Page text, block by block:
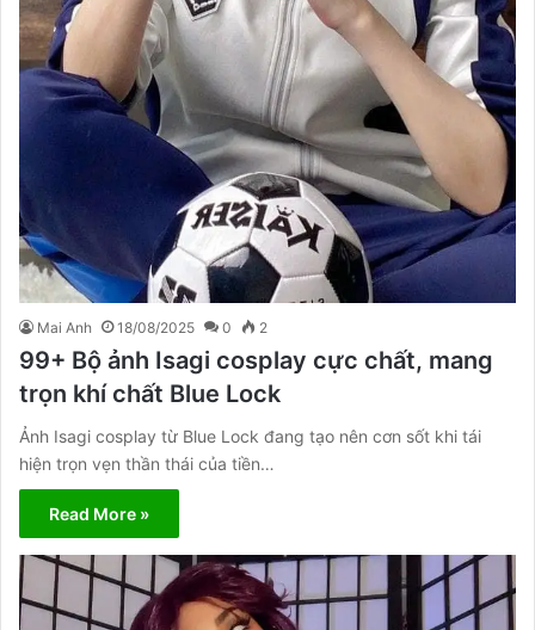
Mai Anh 18/08/2025 0 2
99+ Bộ ảnh Isagi cosplay cực chất, mang
trọn khí chất Blue Lock
Ảnh Isagi cosplay từ Blue Lock đang tạo nên cơn sốt khi tái
hiện trọn vẹn thần thái của tiền…
Read More »